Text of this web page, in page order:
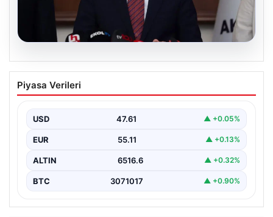
AKP’den ‘çerçeve yasa’ açıklaması:
Süreç ve beklentiler
toplantısını yarın gerçekleştireceklerini belirtti. Güler,
kanun…
Piyasa Verileri
USD 47.61 ▲ +0.05%
EUR 55.11 ▲ +0.13%
ALTIN 6516.6 ▲ +0.32%
BTC 3071017 ▲ +0.90%